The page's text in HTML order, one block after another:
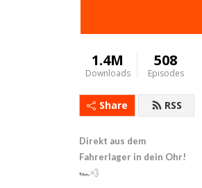
1.4M
Downloads
508
Episodes
Share RSS
Direkt aus dem
Fahrerlager in dein Ohr!
🏎️💨